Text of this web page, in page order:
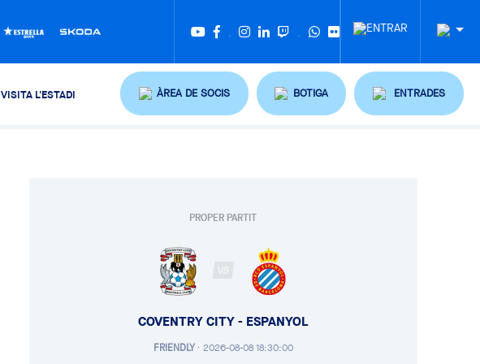
VISITA L'ESTADI ÀREA DE SOCIS BOTIGA ENTRADES
PROPER PARTIT
VS
COVENTRY CITY - ESPANYOL
FRIENDLY· 2026-08-08 18:30:00